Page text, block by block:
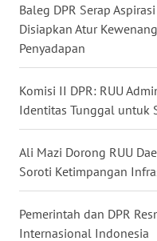
Baleg DPR Serap
Disiapkan Atur
Penyadapan
Komisi II DPR: RUU
Identitas Tunggal untuk
Ali Mazi Dorong RUU
Soroti Ketimpangan
Pemerintah dan DPR
Internasional Indonesia
WN
JATIM
BALI
KALBAR
KALTENG